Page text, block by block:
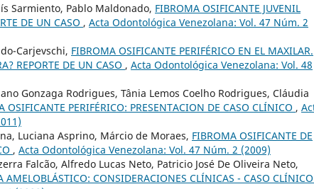
Sarmiento, Pablo Maldonado, FIBROMA OSIFICANTE JUVENIL
DE UN CASO , Acta Odontológica Venezolana: Vol. 47 Núm. 2
Carjevschi, FIBROMA OSIFICANTE PERIFÉRICO EN EL MAXILAR.
REPORTE DE UN CASO , Acta Odontológica Venezolana: Vol. 48
Gonzaga Rodrigues, Tânia Lemos Coelho Rodrigues, Cláudia
OSIFICANTE PERIFÉRICO: PRESENTACION DE CASO CLÍNICO ,
Luciana Asprino, Márcio de Moraes, FIBROMA OSIFICANTE DE
, Acta Odontológica Venezolana: Vol. 47 Núm. 2 (2009)
Falcão, Alfredo Lucas Neto, Patricio José De Oliveira Neto,
AMELOBLÁSTICO: CONSIDERACIONES CLÍNICAS - CASO CLÍNICO